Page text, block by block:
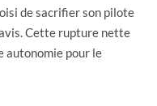
de sacrifier son pilote
Cette rupture nette
autonomie pour le